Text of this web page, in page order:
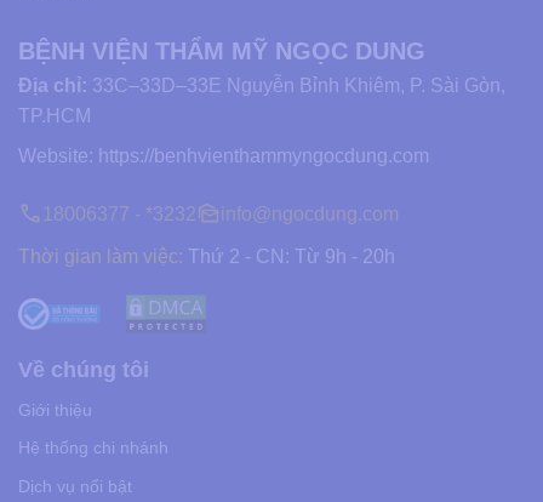
BỆNH VIỆN THẨM MỸ NGỌC DUNG
Địa chỉ: 33C–33D–33E Nguyễn Bỉnh Khiêm, P. Sài Gòn,
TP.HCM
Website: https://benhvienthammyngocdung.com
18006377 - *3232 info@ngocdung.com
Thời gian làm việc: Thứ 2 - CN: Từ 9h - 20h
Về chúng tôi
Giới thiệu
Hệ thống chi nhánh
Dịch vụ nổi bật